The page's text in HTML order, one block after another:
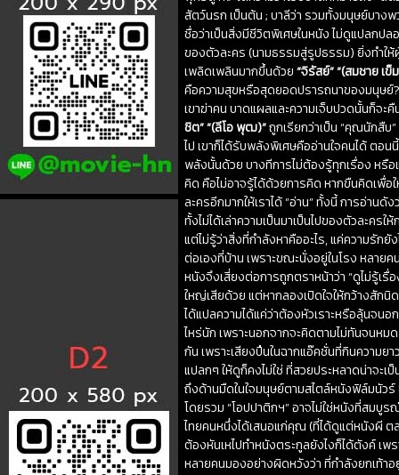
สัตว์นรก เป็นต้น ; บาลีว่า รวมทั้งมนุษย์บาง
ชื่อว่าเป็นสิ่งมีชีวิตพิเศษในหนัง ไม่ดูแปลกป
ของตัวละคร (นามธรรมสู่รูปธรรม) ยิ่งทำใ
เพลิดเพลินมากขึ้นด้วย“จิรัสย์” “(สมชาย เ
คือความสุขหรือสุดยอดปรารถนาของมนุษย์
เขาฆ่าคน บาดแผลและความเจ็บปวดนั้นก็จะ
ชิต” “(ลีโอ พุฒ)”ถูกเรียกว่าเป็น “คุณนักสืบ
ไป เขาก็ได้รับพลังพิเศษคืออ่านใจคนได้ ตอ
พลังนั้นด้วย บางทีการไม่ต้องรู้ทุกเรื่อง หรือ
คิด คือไม่อาจรู้ได้ด้วยการคิด หากขืนคิดเพื่อ
ละครอีกมากให้เราได้ “อ่าน” ทั้งนี้ การอ่าน
ทั้งไม่ได้เล่าความเป็นมาเป็นไปของตัวละคร
แต่ไม่รู้ว่าสิ่งที่กำลังหาคืออะไร, แค่ความรัก
ต่อเองที่บ้าน เพราะขณะนั่งอยู่ในโรง หลายค
หนังจึงเสี่ยงต่อการถูกตราหน้าว่า “ดูไม่รู้เ
ใหญ่เสียด้วย แต่หากลองเปิดใจให้กว้างสักนิ
ได้แปลความได้แค่ว่าต้องหัวเราะหรือลุ้นจน
ไหร่นัก เพราะนอกจากจะคิดตามไม่ทันจนห
กัน เพราะเสียงปืนในฉากแอ๊คชั่นที่กินความ
แปลกๆ ให้ดูก็คงไม่ใช่ ที่สวยประหลาดน่าจะเ
ถึงด้านมืดในใจมนุษย์ตามสไตล์หนังฟิล์มนัว
โดยรวม “โอปปาติกฯ” อาจไม่ใช่หนังที่สมบู
ไทยคนหนึ่งได้เสนอแก่คุณ (ที่ได้ดูแต่หนังผี ต
ต้องหันเหไปทำหนังตระกูลยังไงก็ได้ตังค์ เพ
หลายคนมองอย่างผิดหวังว่า ที่กำลังยกเท้าอ